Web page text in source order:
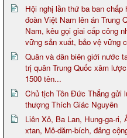
Hội nghị lần thứ ba ban chấp
đoàn Việt Nam lên án Trung
Nam, kêu gọi giai cấp công
vững sản xuất, bảo vệ vững
Quân và dân biên giới nước
trị quân Trung Quốc xâm
1500 tên...
Chủ tịch Tôn Đức Thắng gửi
thượng Thích Giác Nguyên
Liên Xô, Ba Lan, Hung-ga-ri,
xtan, Mô-dăm-bích, đảng